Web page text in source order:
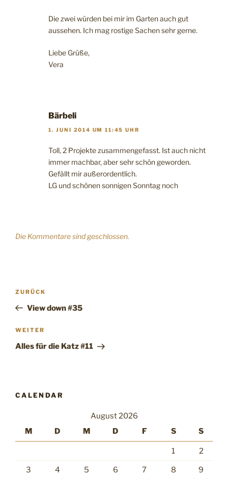
Die zwei würden bei mir im Garten auch gut
aussehen. Ich mag rostige Sachen sehr gerne.
Liebe Grüße,
Vera
Bärbeli
1. JUNI 2014 UM 11:45 UHR
Toll, 2 Projekte zusammengefasst. Ist auch nicht
immer machbar, aber sehr schön geworden.
Gefällt mir außerordentlich.
LG und schönen sonnigen Sonntag noch
Die Kommentare sind geschlossen.
Beitragsnavigation
Vorheriger
Beitrag
ZURÜCK
View down #35
Nächster
Beitrag
WEITER
Alles für die Katz #11
CALENDAR
August 2026
M
D M D F S S
1 2
3 4 5 6 7 8 9